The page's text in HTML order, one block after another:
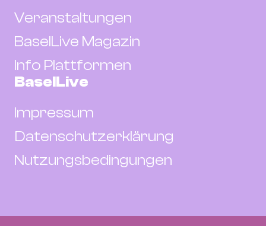
Veranstaltungen
BaselLive Magazin
Info Plattformen
BaselLive
Impressum
Datenschutzerklärung
Nutzungsbedingungen